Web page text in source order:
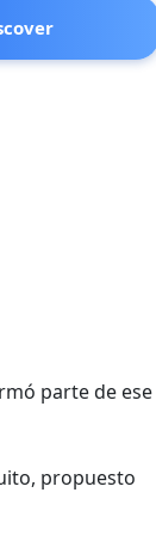
parte de ese
propuesto